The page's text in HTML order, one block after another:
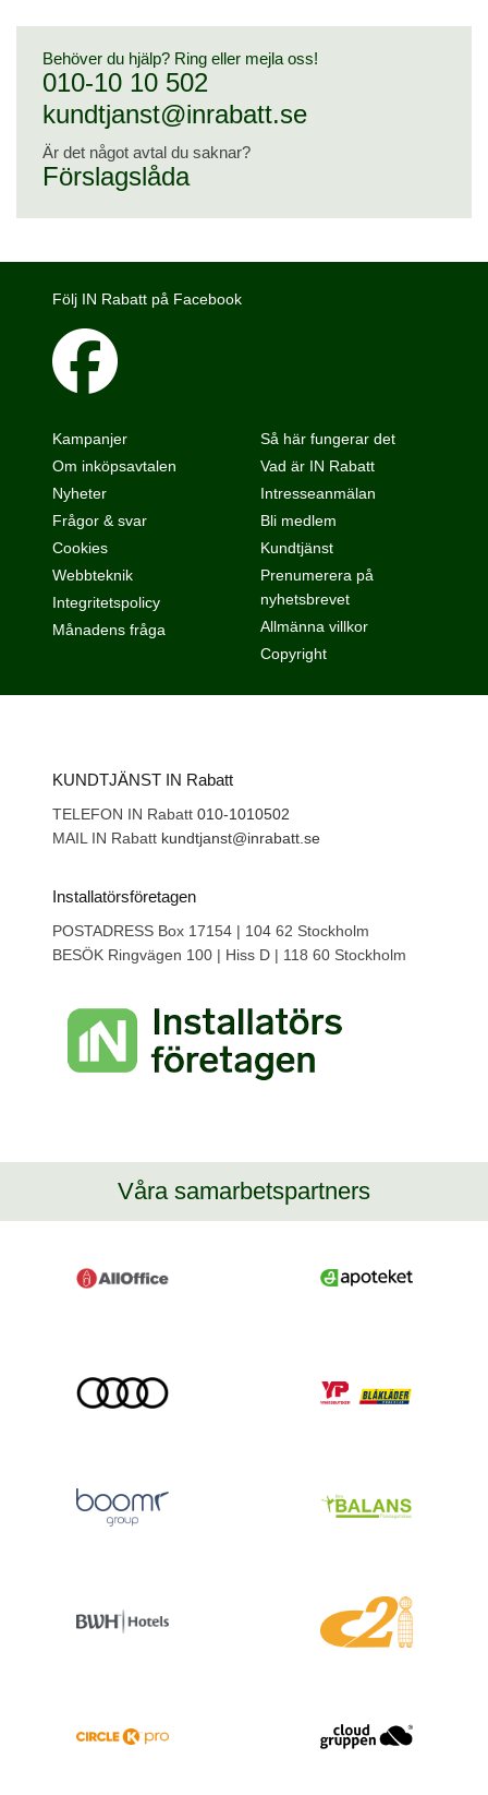
Behöver du hjälp? Ring eller mejla oss!
010-10 10 502
kundtjanst@inrabatt.se
Är det något avtal du saknar?
Förslagslåda
Följ IN Rabatt på Facebook
Kampanjer
Om inköpsavtalen
Nyheter
Frågor & svar
Så här fungerar det
Vad är IN Rabatt
Intresseanmälan
Bli medlem
Cookies
Webbteknik
Integritetspolicy
Månadens fråga
Kundtjänst
Prenumerera på
nyhetsbrevet
Allmänna villkor
Copyright
KUNDTJÄNST IN Rabatt
TELEFON IN Rabatt 010-1010502
MAIL IN Rabatt kundtjanst@inrabatt.se
Installatörsföretagen
POSTADRESS Box 17154 | 104 62 Stockholm
BESÖK Ringvägen 100 | Hiss D | 118 60 Stockholm
Våra samarbetspartners